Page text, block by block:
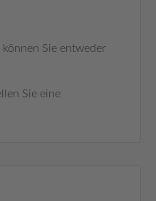
Sie entweder
Sie eine